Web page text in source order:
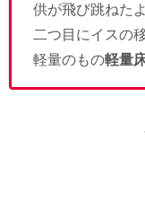
供が飛び跳ねた
二つ目にイスの
軽量のもの軽量